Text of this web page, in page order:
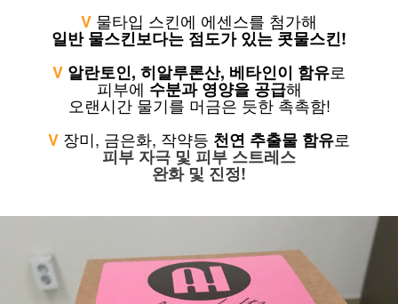
V 물타입 스킨에 에센스를 첨가해
일반 물스킨보다는 점도가 있는 콧물스킨!
V 알란토인, 히알루론산, 베타인이 함유로
피부에 수분과 영양을 공급해
오랜시간 물기를 머금은 듯한 촉촉함!
V 장미, 금은화, 작약등 천연 추출물 함유로
피부 자극 및 피부 스트레스
완화 및 진정!